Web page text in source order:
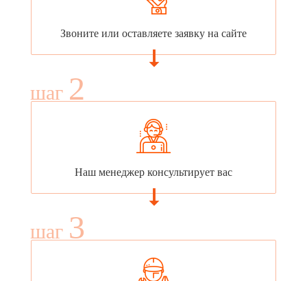
Звоните или оставляете заявку на сайте
шаг 2
Наш менеджер консультирует вас
шаг 3